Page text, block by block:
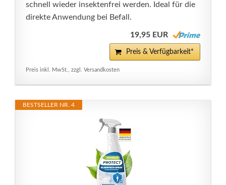
schnell wieder insektenfrei werden. Ideal für die
direkte Anwendung bei Befall.
19,95 EUR
Preis & Verfügbarkeit*
Preis inkl. MwSt., zzgl. Versandkosten
BESTSELLER NR. 4